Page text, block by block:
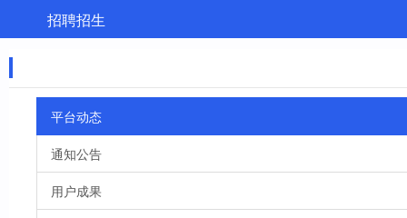
招聘招生
平台动态
通知公告
用户成果